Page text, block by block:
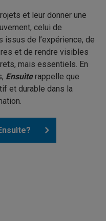
et leur donner une
celui de
issus de l’expérience, de
et de rendre visibles
mais essentiels. En
Ensuìterappelle que
et durable dans la